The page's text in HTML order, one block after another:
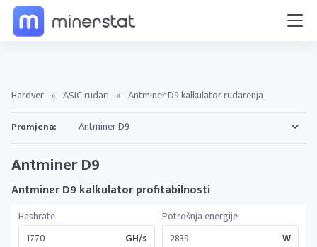
Hardver » ASIC rudari » Antminer D9 kalkulator rudarenja
Promjena:
Antminer D9
Antminer D9 kalkulator profitabilnosti
Hashrate
GH/s
Potrošnja energije
W